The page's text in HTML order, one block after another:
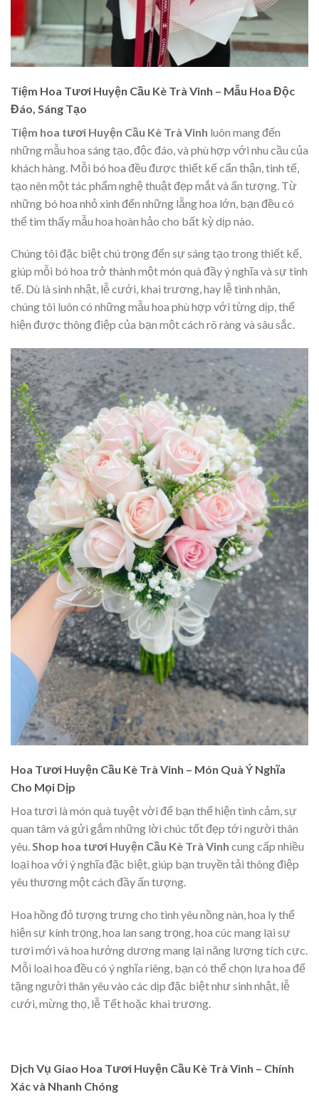
Tiệm Hoa Tươi Huyện Cầu Kè Trà Vinh – Mẫu Hoa Độc
Đáo, Sáng Tạo
Tiệm hoa tươi Huyện Cầu Kè Trà Vinh luôn mang đến
những mẫu hoa sáng tạo, độc đáo, và phù hợp với nhu cầu của
khách hàng. Mỗi bó hoa đều được thiết kế cẩn thận, tinh tế,
tạo nên một tác phẩm nghệ thuật đẹp mắt và ấn tượng. Từ
những bó hoa nhỏ xinh đến những lẵng hoa lớn, bạn đều có
thể tìm thấy mẫu hoa hoàn hảo cho bất kỳ dịp nào.
Chúng tôi đặc biệt chú trọng đến sự sáng tạo trong thiết kế,
giúp mỗi bó hoa trở thành một món quà đầy ý nghĩa và sự tinh
tế. Dù là sinh nhật, lễ cưới, khai trương, hay lễ tình nhân,
chúng tôi luôn có những mẫu hoa phù hợp với từng dịp, thể
hiện được thông điệp của bạn một cách rõ ràng và sâu sắc.
Hoa Tươi Huyện Cầu Kè Trà Vinh – Món Quà Ý Nghĩa
Cho Mọi Dịp
Hoa tươi là món quà tuyệt vời để bạn thể hiện tình cảm, sự
quan tâm và gửi gắm những lời chúc tốt đẹp tới người thân
yêu.Shop hoa tươi Huyện Cầu Kè Trà Vinh cung cấp nhiều
loại hoa với ý nghĩa đặc biệt, giúp bạn truyền tải thông điệp
yêu thương một cách đầy ấn tượng.
Hoa hồng đỏ tượng trưng cho tình yêu nồng nàn, hoa ly thể
hiện sự kính trọng, hoa lan sang trọng, hoa cúc mang lại sự
tươi mới và hoa hướng dương mang lại năng lượng tích cực.
Mỗi loại hoa đều có ý nghĩa riêng, bạn có thể chọn lựa hoa để
tặng người thân yêu vào các dịp đặc biệt như sinh nhật, lễ
cưới, mừng thọ, lễ Tết hoặc khai trương.
Dịch Vụ Giao Hoa Tươi Huyện Cầu Kè Trà Vinh – Chính
Xác và Nhanh Chóng